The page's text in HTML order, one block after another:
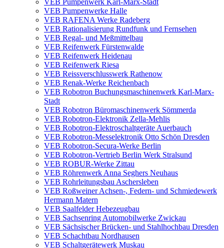
VEB Pumpenwerk Karl-Marx-Stadt
VEB Pumpenwerke Halle
VEB RAFENA Werke Radeberg
VEB Rationalisierung Rundfunk und Fernsehen
VEB Regal- und Meßmittelbau
VEB Reifenwerk Fürstenwalde
VEB Reifenwerk Heidenau
VEB Reifenwerk Riesa
VEB Reissverschlusswerk Rathenow
VEB Renak-Werke Reichenbach
VEB Robotron Buchungsmaschinenwerk Karl-Marx-
Stadt
VEB Robotron Büromaschinenwerk Sömmerda
VEB Robotron-Elektronik Zella-Mehlis
VEB Robotron-Elektroschaltgeräte Auerbauch
VEB Robotron-Messelektronik Otto Schön Dresden
VEB Robotron-Secura-Werke Berlin
VEB Robotron-Vertrieb Berlin Werk Stralsund
VEB ROBUR-Werke Zittau
VEB Röhrenwerk Anna Seghers Neuhaus
VEB Rohrleitungsbau Aschersleben
VEB Roßweiner Achsen-, Federn- und Schmiedewerk
Hermann Matern
VEB Saalfelder Hebezeugbau
VEB Sachsenring Automobilwerke Zwickau
VEB Sächsischer Brücken- und Stahlhochbau Dresden
VEB Schachtbau Nordhausen
VEB Schaltgerätewerk Muskau